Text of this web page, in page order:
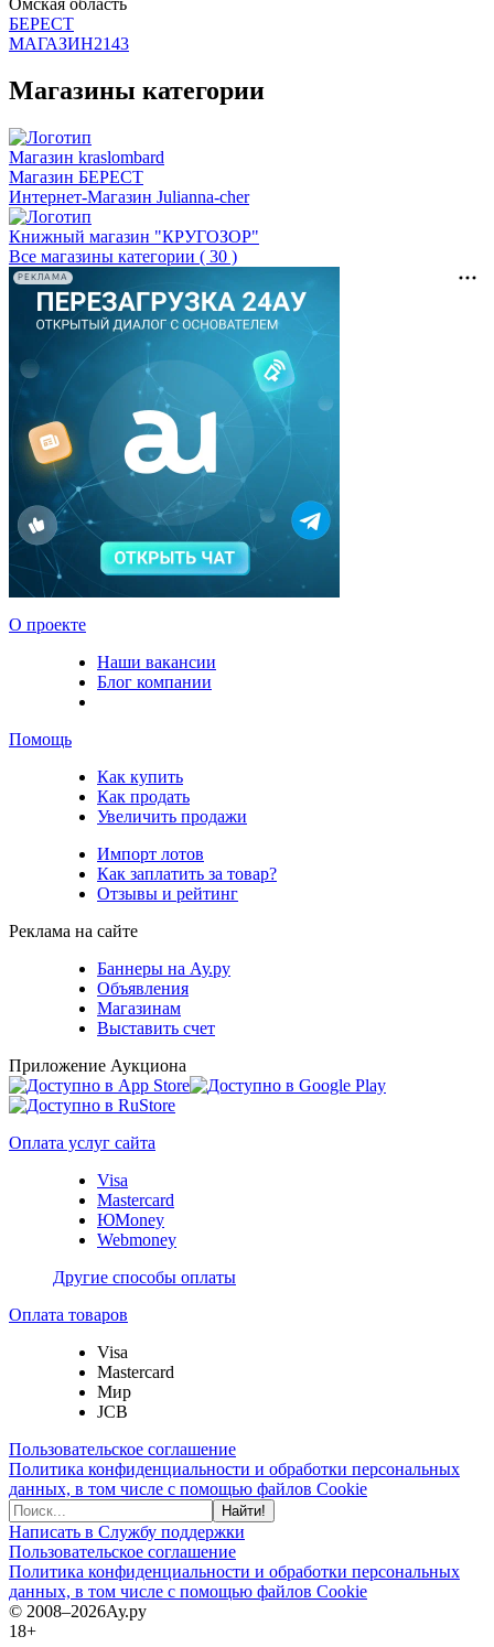
БEPECT
МАГАЗИН2143
Магазины категории
Магазин kraslombard
Магазин БEPECT
Интернет-Магазин Julianna-cher
Книжный магазин "КРУГОЗОР"
Все магазины категории ( 30 )
РЕКЛАМА
О проекте
Наши вакансии
Блог компании
Помощь
Как купить
Как продать
Увеличить продажи
Импорт лотов
Как заплатить за товар?
Отзывы и рейтинг
Реклама на сайте
Баннеры на Ау.ру
Объявления
Магазинам
Выставить счет
Приложение Аукциона
Оплата услуг сайта
Visa
Mastercard
ЮMoney
Webmoney
Другие способы оплаты
Оплата товаров
Visa
Mastercard
Мир
JCB
Пользовательское соглашение
Политика конфиденциальности и обработки персональных
данных, в том числе с помощью файлов Cookie
Найти!
Написать в Службу поддержки
Пользовательское соглашение
Политика конфиденциальности и обработки персональных
данных, в том числе с помощью файлов Cookie
© 2008–2026Ау.ру
18+